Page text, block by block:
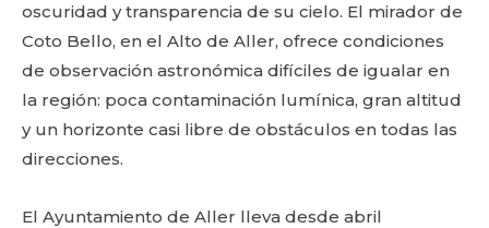
oscuridad y transparencia de su cielo. El mirador de
Coto Bello, en el Alto de Aller, ofrece condiciones
de observación astronómica difíciles de igualar en
la región: poca contaminación lumínica, gran altitud
y un horizonte casi libre de obstáculos en todas las
direcciones.
El Ayuntamiento de Aller lleva desde abril